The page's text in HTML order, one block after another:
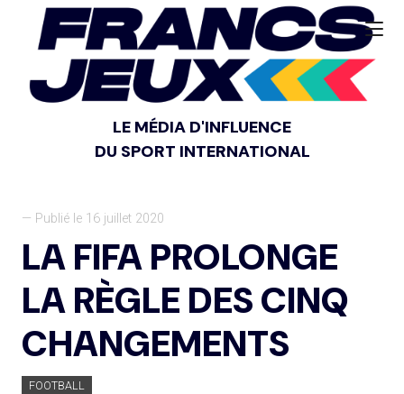
LE MÉDIA D'INFLUENCE
DU SPORT INTERNATIONAL
— Publié le 16 juillet 2020
LA FIFA PROLONGE
LA RÈGLE DES CINQ
CHANGEMENTS
FOOTBALL